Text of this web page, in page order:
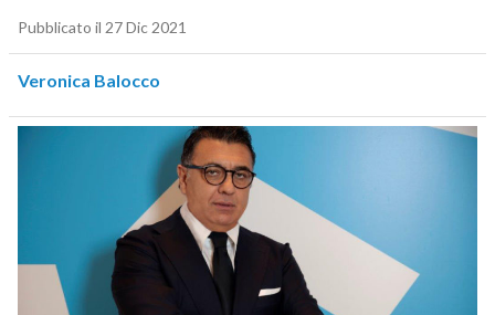
Pubblicato il 27 Dic 2021
Veronica Balocco